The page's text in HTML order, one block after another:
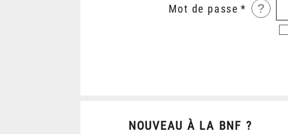
Mot de passe ?
NOUVEAU À LA BNF ?